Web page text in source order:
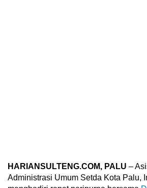
HARIANSULTENG.COM, PALU –
Administrasi Umum Setda Kota Palu,